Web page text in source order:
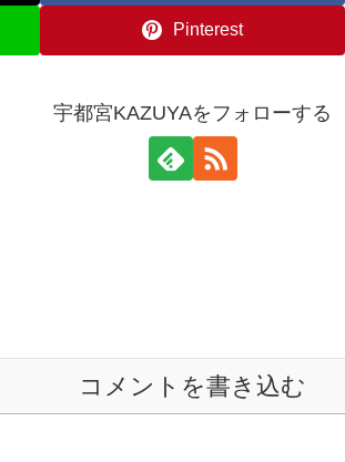
Pinterest
宇都宮KAZUYAをフォローする
コメントを書き込む